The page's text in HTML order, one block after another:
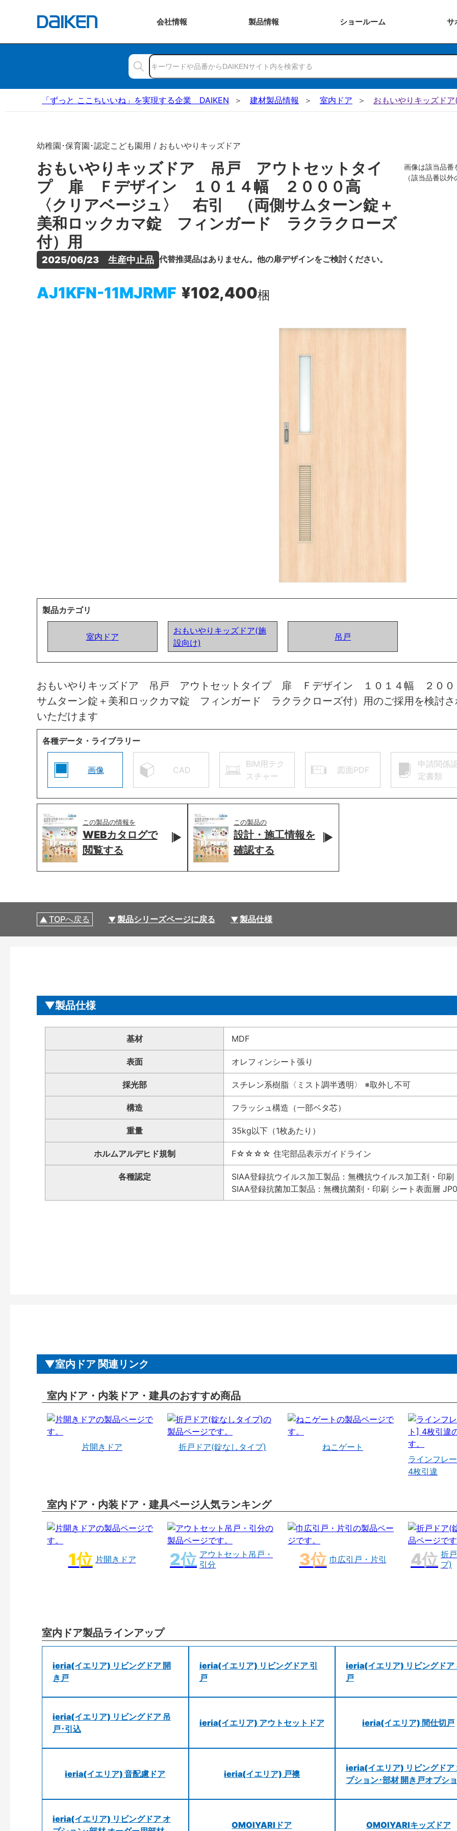
会社情報 製品情報 ショールーム サ
「ずっと ここちいいね」を実現する企業 DAIKEN 建材製品情報 室内ドア おもいやりキッズド
幼稚園･保育園･認定こども園用 / おもいやりキッズドア
おもいやりキッズドア 吊戸 アウトセットタイ
プ 扉 Ｆデザイン １０１４幅 ２０００高
〈クリアベージュ〉 右引 （両側サムターン錠＋
美和ロックカマ錠 フィンガード ラクラクローズ
付）用
2025/06/23　生産中止品 代替推奨品はありません。他の扉デザインをご検討ください。
AJ1KFN-11MJRMF ¥102,400梱
画像は該当品番
（該当品番以
製品カテゴリ
室内ドア
おもいやりキッズドア(施
設向け)
吊戸
おもいやりキッズドア 吊戸 アウトセットタイプ 扉 Ｆデザイン １０１４幅 ２０
サムターン錠＋美和ロックカマ錠 フィンガード ラクラクローズ付）用のご採用を検討さ
いただけます
各種データ・ライブラリー
画像 CAD
BIM用テク
スチャー
図面PDF
申請関係
定書類
この製品の情報を
WEBカタログで
閲覧する
この製品の
設計・施工情報を
確認する
TOPへ戻る 製品シリーズページに戻る 製品仕様
製品仕様
基材 MDF
表面 オレフィンシート張り
採光部 スチレン系樹脂〈ミスト調半透明〉 ※取外し不可
構造 フラッシュ構造（一部ベタ芯）
重量 35kg以下（1枚あたり）
ホルムアルデヒド規制 F☆☆☆☆ 住宅部品表示ガイドライン
各種認定
SIAA登録抗ウイルス加工製品：無機抗ウイルス加工剤・印
SIAA登録抗菌加工製品：無機抗菌剤・印刷 シート表面層
室内ドア 関連リンク
室内ドア・内装ドア・建具のおすすめ商品
片開きドア 折戸ドア(錠なしタイプ)
ねこゲート
ラインフレ
4枚引違
室内ドア・内装ドア・建具ページ人気ランキング
片開きドア
アウトセット吊戸・
引分
巾広引戸・片引
折
プ)
室内ドア製品ラインアップ
ieria(イエリア) リビングドア 開
き戸
ieria(イエリア) リビングドア 引
戸
ieria(イエリア) リビングドア
戸
ieria(イエリア) リビングドア 吊
戸･引込
ieria(イエリア) アウトセットドア ieria(イエリア) 間仕切戸
ieria(イエリア) 音配慮ドア ieria(イエリア) 戸襖
ieria(イエリア) リビングドア
プション･部材 開き戸オプシ
ieria(イエリア) リビングドア オ
OMOIYARIドア OMOIYARIキッズドア